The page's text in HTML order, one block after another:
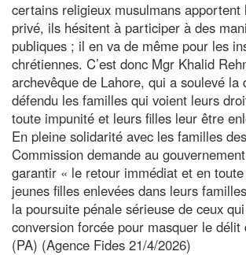
certains religieux musulmans apportent
privé, ils hésitent à participer à des
publiques ; il en va de même pour les
chrétiennes. C’est donc Mgr Khalid
archevêque de Lahore, qui a soulevé la
défendu les familles qui voient leurs
toute impunité et leurs filles leur être
En pleine solidarité avec les familles
Commission demande au
garantir « le retour immédiat et en
jeunes filles enlevées dans leurs
la poursuite pénale sérieuse de ceux
conversion forcée pour masquer le délit
(PA) (Agence Fides 21/4/2026)